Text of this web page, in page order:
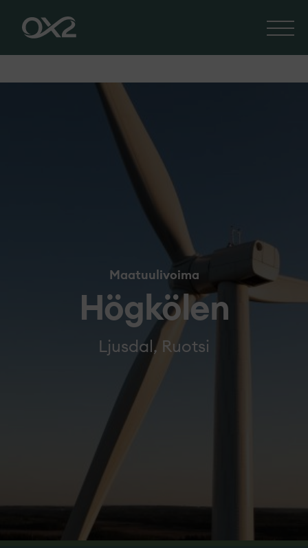
Maatuulivoima
Högkölen
Ljusdal, Ruotsi